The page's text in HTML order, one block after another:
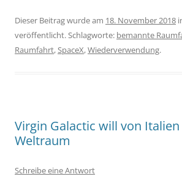
Dieser Beitrag wurde am 18. November 2018
veröffentlicht. Schlagworte: bemannte
Raumfahrt,SpaceX,Wiederverwendung.
Virgin Galactic will von
Weltraum
Schreibe eine Antwort